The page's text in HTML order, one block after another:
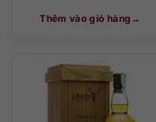
Thêm vào giỏ hàng